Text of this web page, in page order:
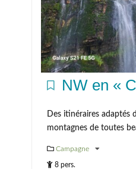
NW en «
Des itinéraires adaptés
montagnes de toutes
Campagne
8 pers.